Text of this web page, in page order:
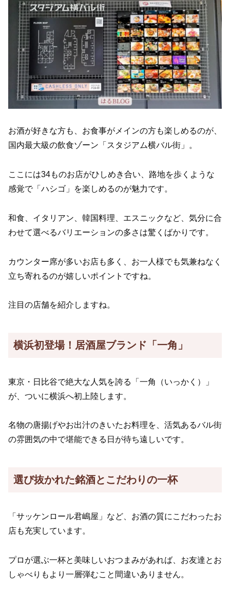
お酒が好きな方も、お食事がメインの方も楽しめるのが、
国内最大級の飲食ゾーン「スタジアム横バル街」。
ここには34ものお店がひしめき合い、路地を歩くような
感覚で「ハシゴ」を楽しめるのが魅力です。
和食、イタリアン、韓国料理、エスニックなど、気分に合
わせて選べるバリエーションの多さは驚くばかりです。
カウンター席が多いお店も多く、お一人様でも気兼ねなく
立ち寄れるのが嬉しいポイントですね。
注目の店舗を紹介しますね。
横浜初登場！居酒屋ブランド「一角」
東京・日比谷で絶大な人気を誇る「一角（いっかく）」
が、ついに横浜へ初上陸します。
名物の唐揚げやお出汁のきいたお料理を、活気あるバル街
の雰囲気の中で堪能できる日が待ち遠しいです。
選び抜かれた銘酒とこだわりの一杯
「サッケンロール君嶋屋」など、お酒の質にこだわったお
店も充実しています。
プロが選ぶ一杯と美味しいおつまみがあれば、お友達とお
しゃべりもより一層弾むこと間違いありません。